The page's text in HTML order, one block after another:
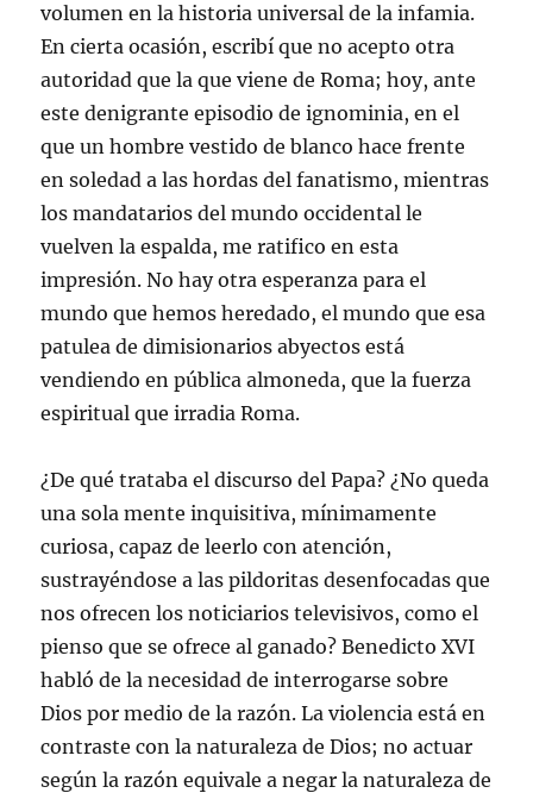
volumen en la historia universal de la infamia.
En cierta ocasión, escribí que no acepto otra
autoridad que la que viene de Roma; hoy, ante
este denigrante episodio de ignominia, en el
que un hombre vestido de blanco hace frente
en soledad a las hordas del fanatismo, mientras
los mandatarios del mundo occidental le
vuelven la espalda, me ratifico en esta
impresión. No hay otra esperanza para el
mundo que hemos heredado, el mundo que esa
patulea de dimisionarios abyectos está
vendiendo en pública almoneda, que la fuerza
espiritual que irradia Roma.
¿De qué trataba el discurso del Papa? ¿No queda
una sola mente inquisitiva, mínimamente
curiosa, capaz de leerlo con atención,
sustrayéndose a las pildoritas desenfocadas que
nos ofrecen los noticiarios televisivos, como el
pienso que se ofrece al ganado? Benedicto XVI
habló de la necesidad de interrogarse sobre
Dios por medio de la razón. La violencia está en
contraste con la naturaleza de Dios; no actuar
según la razón equivale a negar la naturaleza de